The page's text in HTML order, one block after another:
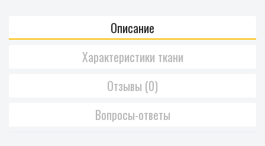
Описание
Характеристики ткани
Отзывы (0)
Вопросы-ответы